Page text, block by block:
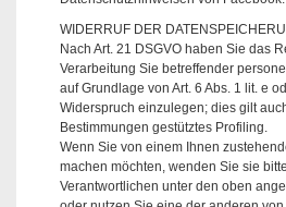
WIDERRUF DER
Nach Art. 21 DSGVO haben Sie das
Verarbeitung Sie betreffender
auf Grundlage von Art. 6 Abs. 1 lit. e
Widerspruch einzulegen; dies gilt
Bestimmungen gestütztes Profiling.
Wenn Sie von einem Ihnen
machen möchten, wenden Sie sie
Verantwortlichen unter den oben